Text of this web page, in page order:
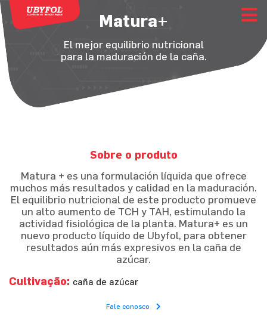
Matura+
El mejor equilibrio nutricional
para la maduración de la caña.
Sobre o produto
Matura + es una formulación líquida que ofrece
muchos más resultados y calidad en la maduración.
El equilibrio nutricional de este producto promueve
un alto aumento de TCH y TAH, estimulando la
actividad fisiológica de la planta. Matura+ es un
nuevo producto líquido de Ubyfol, para obtener
resultados aún más expresivos en la caña de
azúcar.
Cultivação: caña de azúcar
Fale conosco